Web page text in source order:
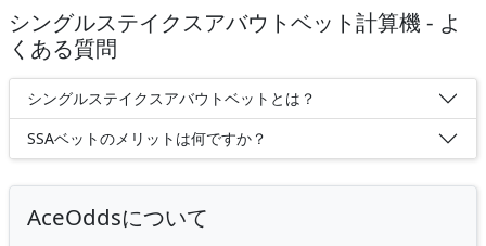
シングルステイクスアバウトベット計算機 - よ
くある質問
シングルステイクスアバウトベットとは？
SSAベットのメリットは何ですか？
AceOddsについて